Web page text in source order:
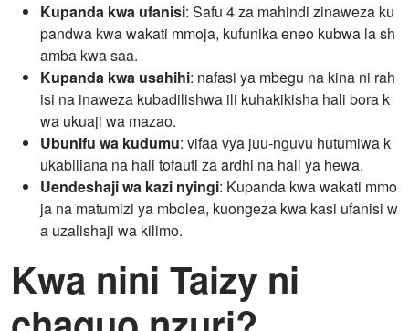
Kupanda kwa ufanisi: Safu 4 za mahindi zinaweza ku
pandwa kwa wakati mmoja, kufunika eneo kubwa la sh
amba kwa saa.
Kupanda kwa usahihi: nafasi ya mbegu na kina ni rah
isi na inaweza kubadilishwa ili kuhakikisha hali bora k
wa ukuaji wa mazao.
Ubunifu wa kudumu: vifaa vya juu-nguvu hutumiwa k
ukabiliana na hali tofauti za ardhi na hali ya hewa.
Uendeshaji wa kazi nyingi: Kupanda kwa wakati mmo
ja na matumizi ya mbolea, kuongeza kwa kasi ufanisi w
a uzalishaji wa kilimo.
Kwa nini Taizy ni